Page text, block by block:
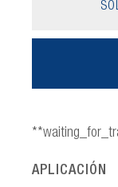
APLICACIÓN